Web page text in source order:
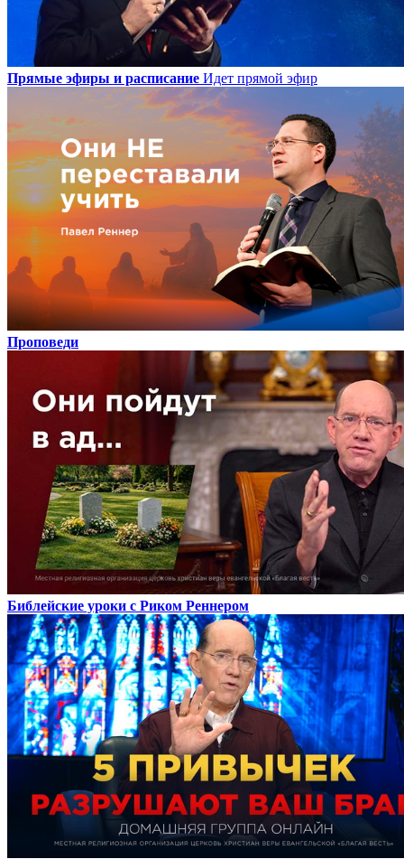
Прямые эфиры и расписание Идет прямой эфир
Проповеди
Библейские уроки с Риком Реннером